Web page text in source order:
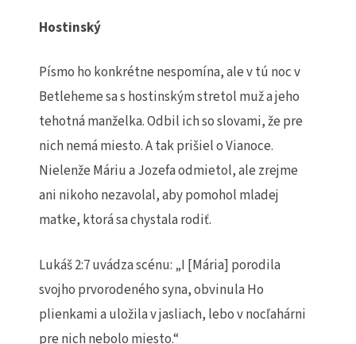
Hostinský
Písmo ho konkrétne nespomína, ale v tú noc v
Betleheme sa s hostinským stretol muž a jeho
tehotná manželka. Odbil ich so slovami, že pre
nich nemá miesto. A tak prišiel o Vianoce.
Nielenže Máriu a Jozefa odmietol, ale zrejme
ani nikoho nezavolal, aby pomohol mladej
matke, ktorá sa chystala rodiť.
Lukáš 2:7 uvádza scénu: „I [Mária] porodila
svojho prvorodeného syna, obvinula Ho
plienkami a uložila v jasliach, lebo v nocľahárni
pre nich nebolo miesto.“